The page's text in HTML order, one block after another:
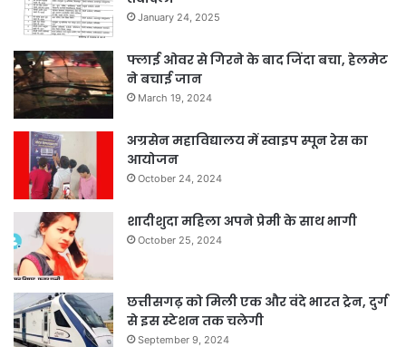
January 24, 2025
फ्लाई ओवर से गिरने के बाद जिंदा बचा, हेलमेट
ने बचाई जान
March 19, 2024
अग्रसेन महाविद्यालय में स्वाइप स्पून रेस का
आयोजन
October 24, 2024
शादीशुदा महिला अपने प्रेमी के साथ भागी
October 25, 2024
छत्तीसगढ़ को मिली एक और वंदे भारत ट्रेन, दुर्ग
से इस स्टेशन तक चलेगी
September 9, 2024